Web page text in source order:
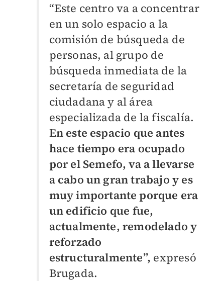
“Este centro va a concentrar
en un solo espacio a la
comisión de búsqueda de
personas, al grupo de
búsqueda inmediata de la
secretaría de seguridad
ciudadana y al área
especializada de la fiscalía.
En este espacio que antes
hace tiempo era ocupado
por el Semefo, va a llevarse
a cabo un gran trabajo y es
muy importante porque era
un edificio que fue,
actualmente, remodelado y
reforzado
estructuralmente”, expresó
Brugada.